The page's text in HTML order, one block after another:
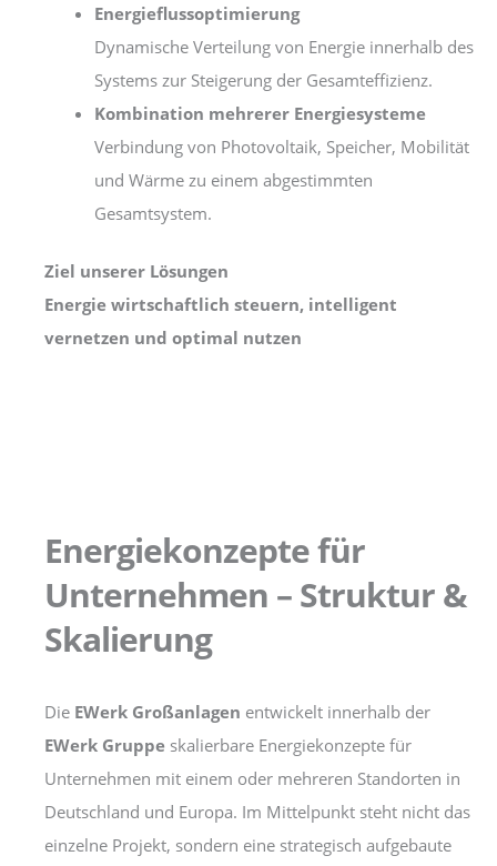
Energieflussoptimierung
Dynamische Verteilung von Energie innerhalb des
Systems zur Steigerung der Gesamteffizienz.
Kombination mehrerer Energiesysteme
Verbindung von Photovoltaik, Speicher, Mobilität
und Wärme zu einem abgestimmten
Gesamtsystem.
Ziel unserer Lösungen
Energie wirtschaftlich steuern, intelligent
vernetzen und optimal nutzen
Energiekonzepte für
Unternehmen – Struktur &
Skalierung
Die EWerk Großanlagen entwickelt innerhalb der
EWerk Gruppe skalierbare Energiekonzepte für
Unternehmen mit einem oder mehreren Standorten in
Deutschland und Europa. Im Mittelpunkt steht nicht das
einzelne Projekt, sondern eine strategisch aufgebaute